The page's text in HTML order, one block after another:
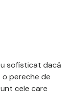
sofisticat dacă
o pereche de
cele care